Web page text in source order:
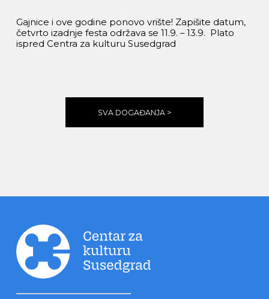
Gajnice i ove godine ponovo vrište! Zapišite datum,
četvrto izadnje festa održava se 11.9. – 13.9. Plato
ispred Centra za kulturu Susedgrad
SVA DOGAĐANJA >